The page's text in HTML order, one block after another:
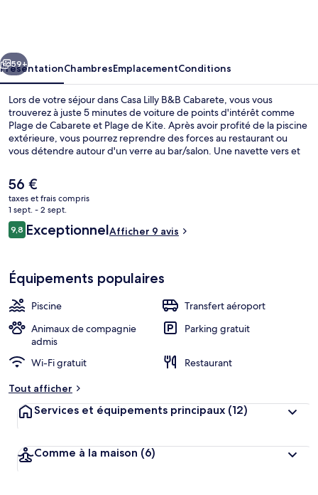
Suivant
59+
PrésentationChambresEmplacementConditions
Lors de votre séjour dans Casa Lilly B&B Cabarete, vous vous
trouverez à juste 5 minutes de voiture de points d'intérêt comme
Plage de Cabarete et Plage de Kite. Après avoir profité de la piscine
extérieure, vous pourrez reprendre des forces au restaurant ou
vous détendre autour d'un verre au bar/salon. Une navette vers et
épicerie fine figurent également parmi les petits plus offerts.
Le
prix
actuel
est
de
56 €
taxes et frais compris
1 sept. - 2 sept.
Avis
voyageurs
9,89,8 sur 10
ExceptionnelAfficher 9 avis
Équipements populaires
Piscine
Transfert aéroport
Animaux de compagnie
admis
Parking gratuit
Wi-Fi gratuit
Restaurant
Tout afficher
Services et équipements principaux (12)
Comme à la maison (6)